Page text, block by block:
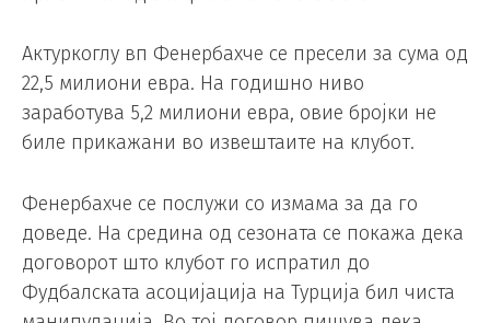
Актуркоглу вп Фенербахче се пресели за сума од
22,5 милиони евра. На годишно ниво
заработува 5,2 милиони евра, овие бројки не
биле прикажани во извештаите на клубот.
Фенербахче се послужи со измама за да го
доведе. На средина од сезоната се покажа дека
договорот што клубот го испратил до
Фудбалската асоцијација на Турција бил чиста